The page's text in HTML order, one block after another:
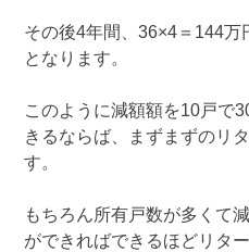
その後4年間、36×4＝144
となります。
このように減額額を10戸で
きるならば、まずまずのリ
す。
もちろん所有戸数が多くて
ができればできるほどリタ